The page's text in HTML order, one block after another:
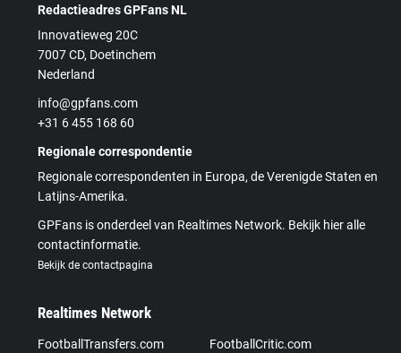
Redactieadres GPFans NL
Innovatieweg 20C
7007 CD, Doetinchem
Nederland
info@gpfans.com
+31 6 455 168 60
Regionale correspondentie
Regionale correspondenten in Europa, de Verenigde Staten en
Latijns-Amerika.
GPFans is onderdeel van Realtimes Network. Bekijk hier alle
contactinformatie.
Bekijk de contactpagina
Realtimes Network
FootballTransfers.com
FootballCritic.com